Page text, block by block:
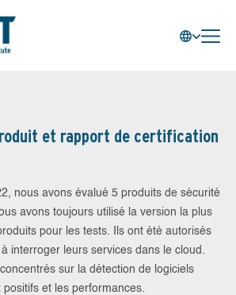
et rapport de certification
nous avons évalué 5 produits de sécurité
avons toujours utilisé la version la plus
pour les tests. Ils ont été autorisés
interroger leurs services dans le cloud.
sur la détection de logiciels
positifs et les performances.